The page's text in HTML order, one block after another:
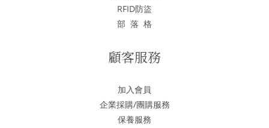
RFID防盜
部 落 格
顧客服務
加入會員
企業採購/團購服務
保養服務